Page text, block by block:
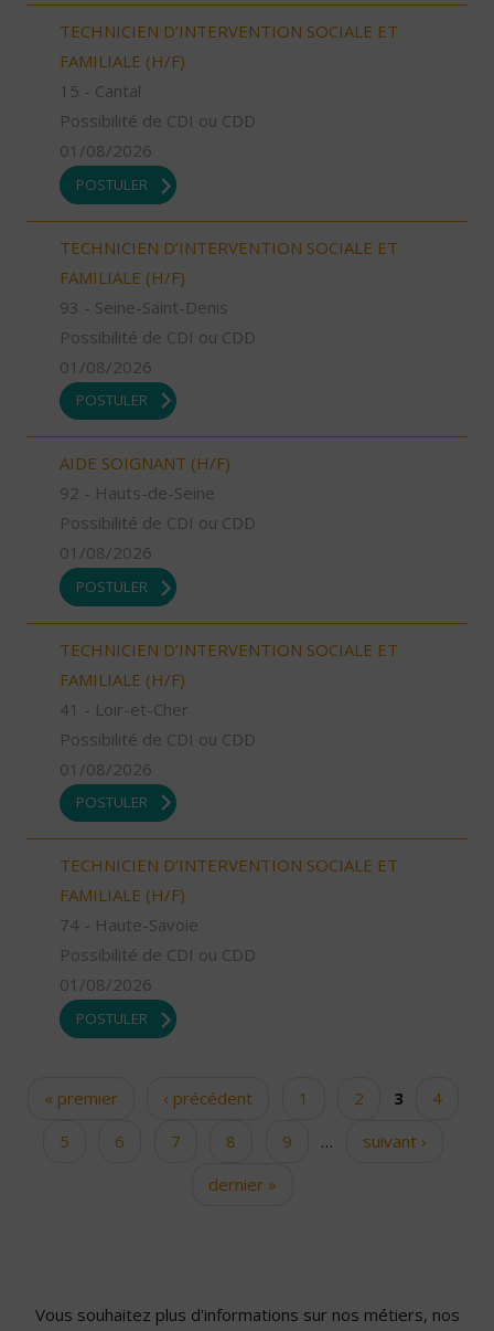
TECHNICIEN D’INTERVENTION SOCIALE ET
FAMILIALE (H/F)
15 - Cantal
Possibilité de CDI ou CDD
01/08/2026
POSTULER
TECHNICIEN D’INTERVENTION SOCIALE ET
FAMILIALE (H/F)
93 - Seine-Saint-Denis
Possibilité de CDI ou CDD
01/08/2026
POSTULER
AIDE SOIGNANT (H/F)
92 - Hauts-de-Seine
Possibilité de CDI ou CDD
01/08/2026
POSTULER
TECHNICIEN D’INTERVENTION SOCIALE ET
FAMILIALE (H/F)
41 - Loir-et-Cher
Possibilité de CDI ou CDD
01/08/2026
POSTULER
TECHNICIEN D’INTERVENTION SOCIALE ET
FAMILIALE (H/F)
74 - Haute-Savoie
Possibilité de CDI ou CDD
01/08/2026
POSTULER
Pages« premier ‹ précédent 1 2 3
4
5
6 7 8 9 …
suivant ›
dernier »
Vous souhaitez plus d'informations sur nos métiers, nos